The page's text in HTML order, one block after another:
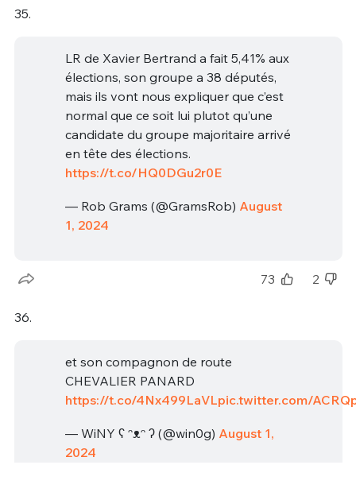
35.
LR de Xavier Bertrand a fait 5,41% aux
élections, son groupe a 38 députés,
mais ils vont nous expliquer que c’est
normal que ce soit lui plutot qu’une
candidate du groupe majoritaire arrivé
en tête des élections.
https://t.co/HQ0DGu2r0E
— Rob Grams (@GramsRob) August
1, 2024
73 2
36.
et son compagnon de route
CHEVALIER PANARD
https://t.co/4Nx499LaVLpic.twitter.com/
— WiNY ʕ ᵔᴥᵔ ʔ (@win0g) August 1,
2024